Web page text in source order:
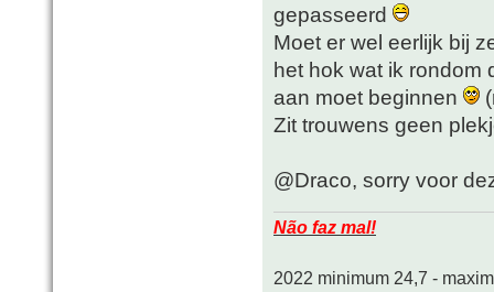
gepasseerd
Moet er wel eerlijk bij
het hok wat ik rondom
aan moet beginnen
Zit trouwens geen
@Draco, sorry voor
Não faz mal!
2022 minimum 24,7 -